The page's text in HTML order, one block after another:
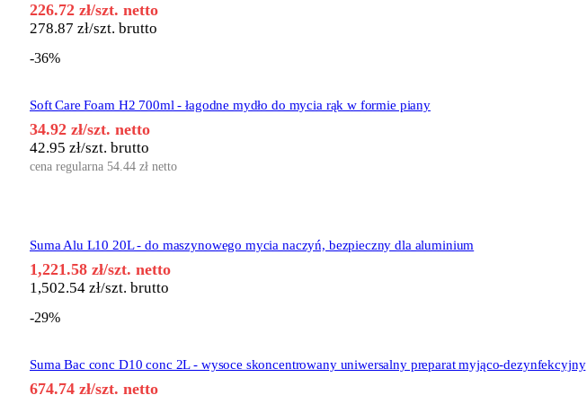
226.72 zł/szt. netto
278.87 zł/szt. brutto
-36%
Soft Care Foam H2 700ml - łagodne mydło do mycia rąk w formie piany
34.92 zł/szt. netto
42.95 zł/szt. brutto
cena regularna 54.44 zł netto
Suma Alu L10 20L - do maszynowego mycia naczyń, bezpieczny dla aluminium
1,221.58 zł/szt. netto
1,502.54 zł/szt. brutto
-29%
Suma Bac conc D10 conc 2L - wysoce skoncentrowany uniwersalny preparat myjąco-dezynfekcyjny
674.74 zł/szt. netto